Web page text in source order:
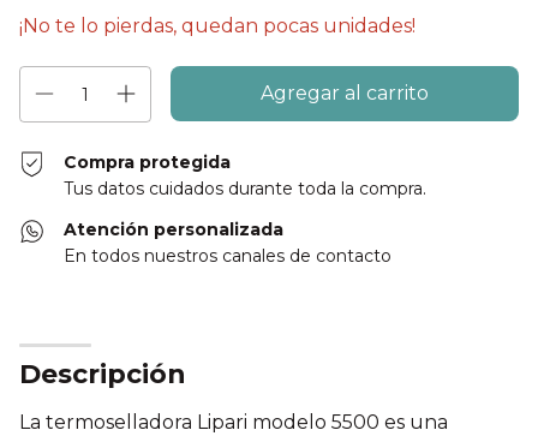
¡No te lo pierdas, quedan pocas unidades!
Compra protegida
Tus datos cuidados durante toda la compra.
Atención personalizada
En todos nuestros canales de contacto
Descripción
La termoselladora Lipari modelo 5500 es una